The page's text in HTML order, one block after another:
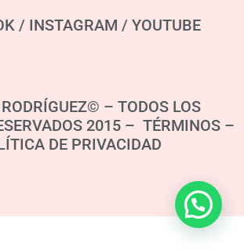
/ INSTAGRAM / YOUTUBE
– TODOS LOS
2015 – TÉRMINOS –
DE PRIVACIDAD